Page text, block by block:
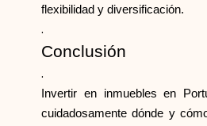
flexibilidad y diversificación.
.
Conclusión
.
Invertir en inmuebles en
cuidadosamente dónde y